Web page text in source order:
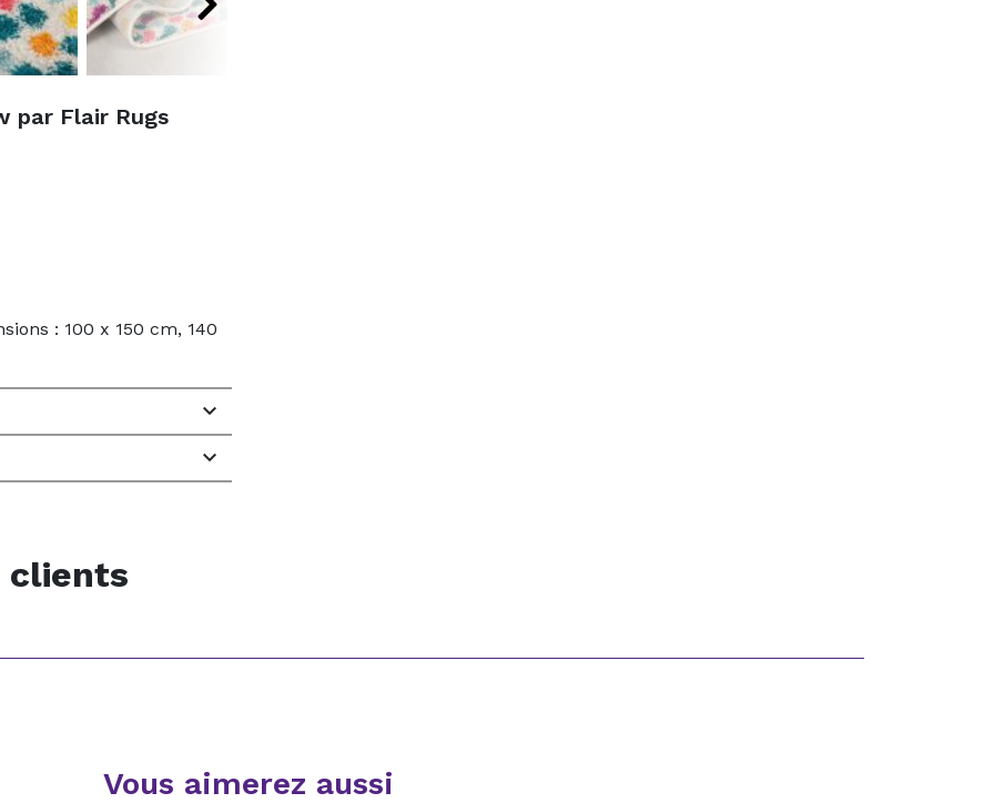
par Flair Rugs
: 100 x 150 cm, 140


clients
Vous aimerez aussi